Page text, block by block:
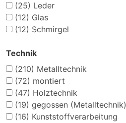
(25) Leder
(12) Glas
(12) Schmirgel
Technik
(210) Metalltechnik
(72) montiert
(47) Holztechnik
(19) gegossen (Metalltechnik)
(16) Kunststoffverarbeitung